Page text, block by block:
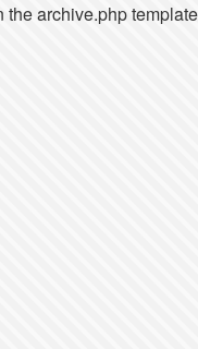
archive.php template.